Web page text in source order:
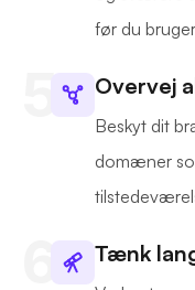
før du
Overvej
Beskyt dit
domæner
Tænk